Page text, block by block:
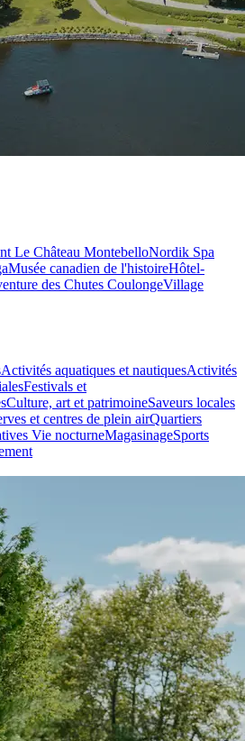
Le Château MontebelloNordik Spa
Musée canadien de l'histoireHôtel-
des Chutes CoulongeVillage
Activités aquatiques et nautiquesActivités
Festivals et
Culture, art et patrimoineSaveurs locales
et centres de plein airQuartiers
Vie nocturneMagasinageSports